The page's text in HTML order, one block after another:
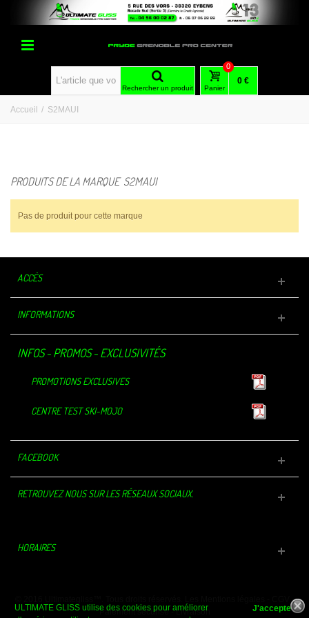
Rechercher un produit Panier
0
0 €
ULTIMATE GLISS utilise des cookies pour améliorer
Accueil / S2MAUI
PRODUITS DE LA MARQUE S2MAUI
Pas de produit pour cette marque
ACCÈS
INFORMATIONS
INFOS - PROMOS - EXCLUSIVITÉS
PROMOTIONS EXCLUSIVES
CENTRE TEST SKI-MOJO
FACEBOOK
RETROUVEZ NOUS SUR LES RÉSEAUX SOCIAUX.
HORAIRES
-
Paiement sécurisé-Livraison